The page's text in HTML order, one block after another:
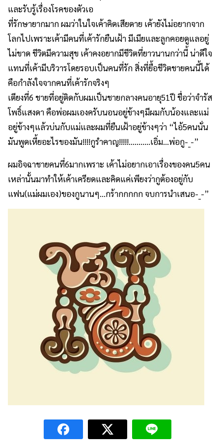
และรับรู้เรื่องโรคของตัวเอ
ที่รักษายากมาก ผมว่าในใจเค้าคิดเสียดาย เค้ายังไม่อยากจาก
โลกไปเพราะเค้ามีคนที่เค้ารักยืนเฝ้า มีเมียและลูกคอยดูแลอยู่
ไม่ขาด ชีวิตมีความสุข เค้าคงอยากมีชีวิตที่ยาวนานกว่านี้ น่าดีใจ
แทนที่เค้ามีบริวารโดยรอบเป็นคนที่รัก สิ่งที่ยื้อชีวิตชายคนนี้ได้
คือกำลังใจจากคนที่เค้ารักจริงๆ
เตียงที่6 ชายที่อยู่ติดกับผมเป็นชายกลางคนอายุ51ปี ชื่อว่าจำรัส
โพธิ์แสงดา คือพ่อผมเองครับนอนอยู่ข้างๆมีผมกับน้องและแม่
อยู่ข้างๆแล้วบ่นกับแม่และผมที่ยืนเฝ้าอยู่ข้างๆว่า “ไอ้5คนนั่น
มันพูดเหี้ยอะไรของมัน!!!!กูรำคาญ!!!!!………..เอิ่ม…พ่อกู-_-”
ผมอิจฉาชายคนที่6มากเพราะ เค้าไม่อยากเอาเรื่องของคน5คน
เหล่านั้นมาทำให้เค้าเครียดและคิดแค่เพียงว่ากูต้องอยู่กับ
แฟน(แม่ผมเอง)ของกูนานๆ…กร้ากกกกก จบการนำเสนอ-_-”